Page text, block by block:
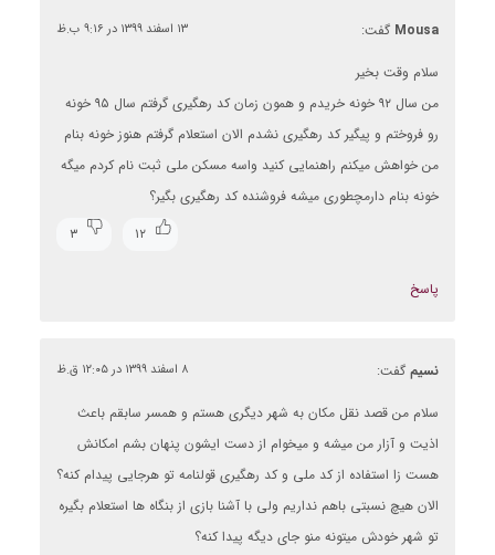
Mousa گفت: ۱۳ اسفند ۱۳۹۹ در ۹:۱۶ ب.ظ
سلام وقت بخیر
من سال ۹۲ خونه خریدم و همون زمان کد رهگیری گرفتم سال ۹۵ خونه
رو فروختم و پیگیر کد رهگیری نشدم الان استعلام گرفتم هنوز خونه بنام
من خواهش میکنم راهنمایی کنید واسه مسکن ملی ثبت نام کردم میگه
خونه بنام دارمچطوری میشه فروشنده کد رهگیری بگیر؟
۱۲
۳
پاسخ
نسیم گفت: ۸ اسفند ۱۳۹۹ در ۱۲:۰۵ ق.ظ
سلام من قصد نقل مکان به شهر دیگری هستم و همسر سابقم باعث
اذیت و آزار من میشه و میخوام از دست ایشون پنهان بشم امکانش
هست زا استفاده از کد ملی و کد رهگیری قولنامه تو هرجایی پیدام کنه؟
الان هیچ نسبتی باهم نداریم ولی با آشنا بازی از بنگاه ها استعلام بگیره
تو شهر خودش میتونه منو جای دیگه پیدا کنه؟